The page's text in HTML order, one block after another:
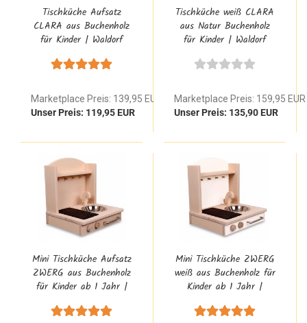
Tischküche Aufsatz
CLARA aus Buchenholz
für Kinder | Waldorf
Marketplace Preis: 139,95 EUR
Unser Preis: 119,95 EUR
Tischküche weiß CLARA
aus Natur Buchenholz
für Kinder | Waldorf
Marketplace Preis: 159,95 EUR
Unser Preis: 135,90 EUR
Mini Tischküche Aufsatz
ZWERG aus Buchenholz
für Kinder ab 1 Jahr |
Einsatz
Mini Tischküche ZWERG
weiß aus Buchenholz für
Kinder ab 1 Jahr |
Einsatz